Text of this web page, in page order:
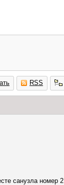
RSS
санузла номер 2